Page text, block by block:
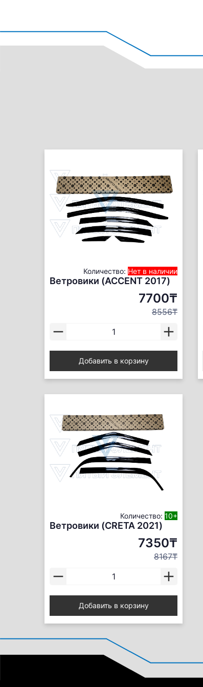
Количество: Нет в наличии
Ветровики (ACCENT 2017)
7700₸
8556₸
Добавить в корзину
Количество: 10+
Ветровики (CRETA 2021)
7350₸
8167₸
Добавить в корзину